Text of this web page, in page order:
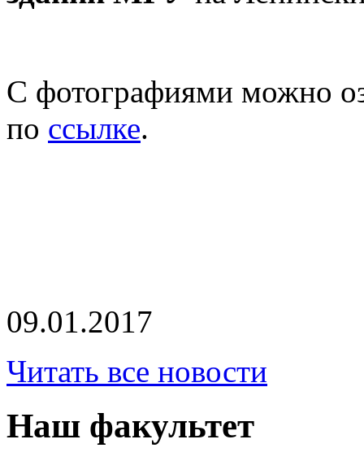
С фотографиями можно
по ссылке.
09.01.2017
Читать все новости
Наш факультет